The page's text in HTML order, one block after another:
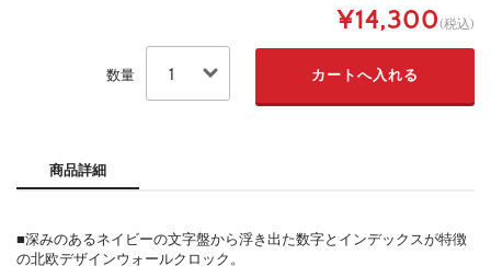
¥14,300(税込)
数量
商品詳細
■深みのあるネイビーの文字盤から浮き出た数字とインデックスが特徴
の北欧デザインウォールクロック。